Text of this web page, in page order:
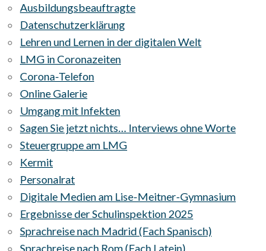
Ausbildungsbeauftragte
Datenschutzerklärung
Lehren und Lernen in der digitalen Welt
LMG in Coronazeiten
Corona-Telefon
Online Galerie
Umgang mit Infekten
Sagen Sie jetzt nichts… Interviews ohne Worte
Steuergruppe am LMG
Kermit
Personalrat
Digitale Medien am Lise-Meitner-Gymnasium
Ergebnisse der Schulinspektion 2025
Sprachreise nach Madrid (Fach Spanisch)
Sprachreise nach Rom (Fach Latein)